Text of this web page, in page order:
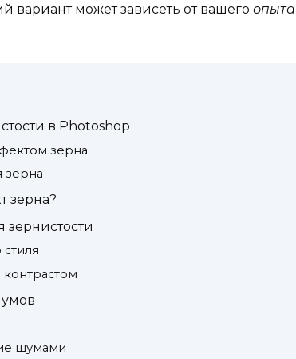
вариант может зависеть от вашего опыта
в Photoshop
зерна
зерна
зерна?
шумами